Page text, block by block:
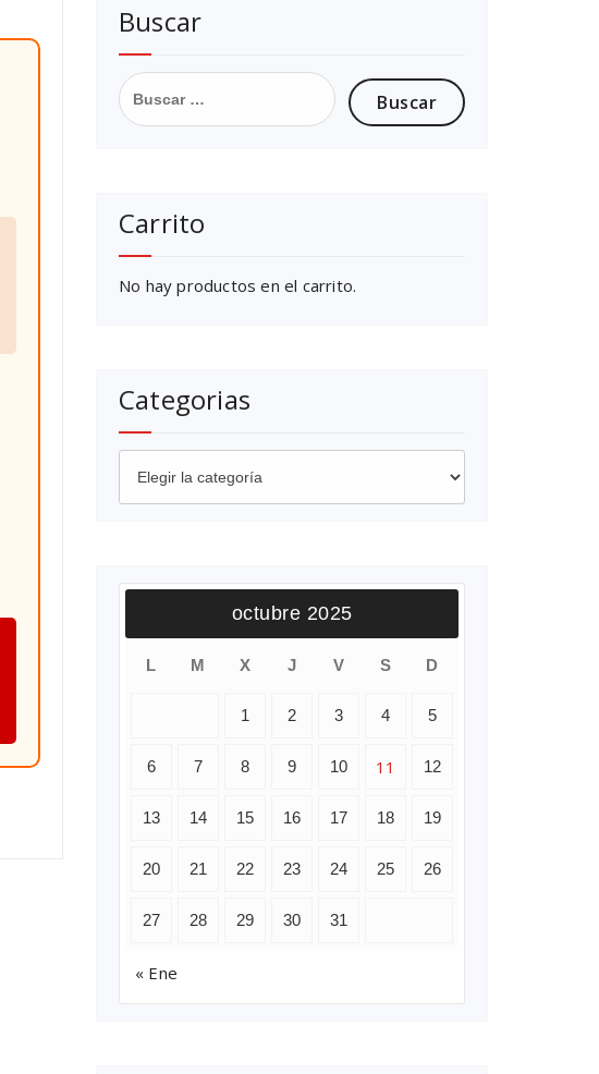
8
Buscar
Buscar:
Carrito
No hay productos en el carrito.
Categorias
octubre 2025
L M X J V S D
1 2 3 4 5
6 7 8 9 10 11 12
13 14 15 16 17 18 19
20 21 22 23 24 25 26
27 28 29 30 31
« Ene